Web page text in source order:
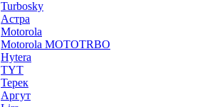
Turbosky
Астра
Motorola
Motorola MOTOTRBO
Hytera
TYT
Терек
Аргут